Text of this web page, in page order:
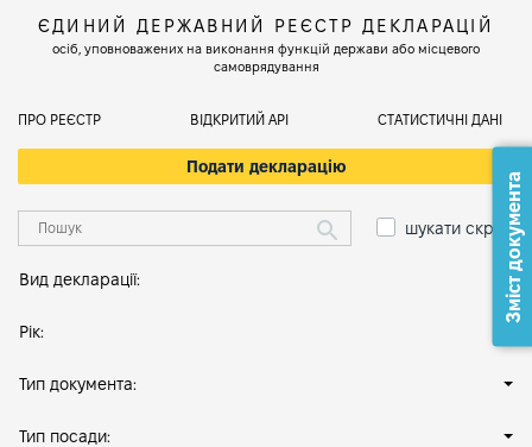
ЄДИНИЙ ДЕРЖАВНИЙ РЕЄСТР ДЕКЛАРАЦІЙ
осіб, уповноважених на виконання функцій держави або місцевого
самоврядування
ПРО РЕЄСТР ВІДКРИТИЙ АРІ СТАТИСТИЧНІ ДАНІ
Подати декларацію
шукати скрізь
Вид декларації:
Рік:
Тип документа:
Тип посади:
Зміст документа